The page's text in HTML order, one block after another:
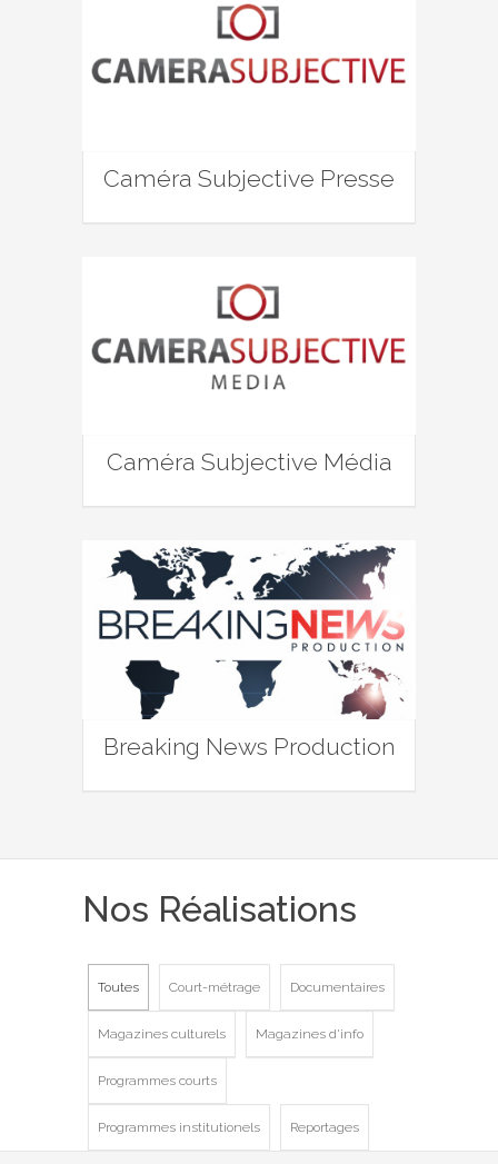
Caméra Subjective Presse
Caméra Subjective Média
Breaking News Production
Nos Réalisations
Toutes Court-métrage Documentaires
Magazines culturels Magazines d'info
Programmes courts
Programmes institutionels Reportages